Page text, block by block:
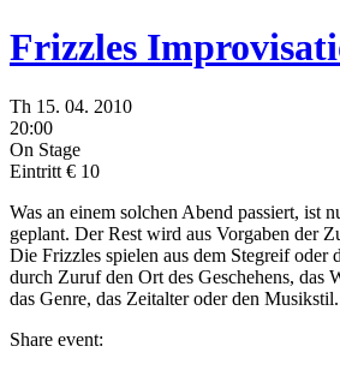
Frizzles
Th 15. 04. 2010
20:00
On Stage
Eintritt € 10
Was an einem solchen Abend passiert, ist
geplant. Der Rest wird aus Vorgaben der
Die Frizzles spielen aus dem Stegreif oder
durch Zuruf den Ort des Geschehens, das
das Genre, das Zeitalter oder den Musikstil.
Share event: